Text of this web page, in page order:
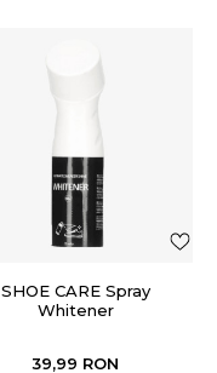
SHOE CARE Spray
Whitener
39,99 RON